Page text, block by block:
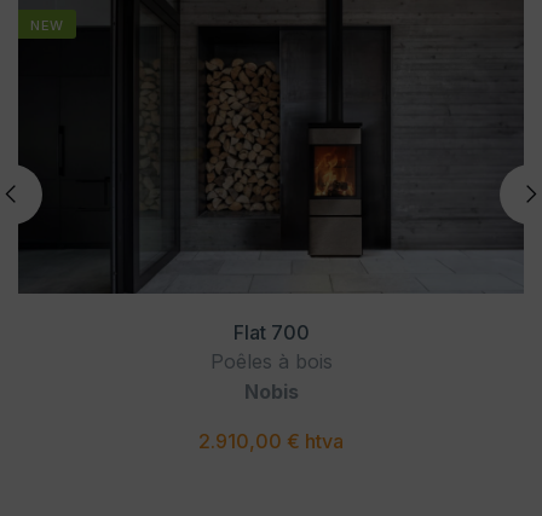
NEW
Flat 700
Poêles à bois
Nobis
2.910,00 € htva